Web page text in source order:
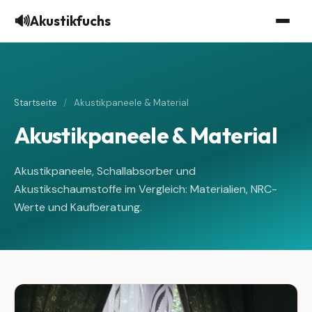
🔊Akustikfuchs
Startseite / Akustikpaneele & Material
Akustikpaneele & Material
Akustikpaneele, Schallabsorber und
Akustikschaumstoffe im Vergleich: Materialien, NRC-
Werte und Kaufberatung.